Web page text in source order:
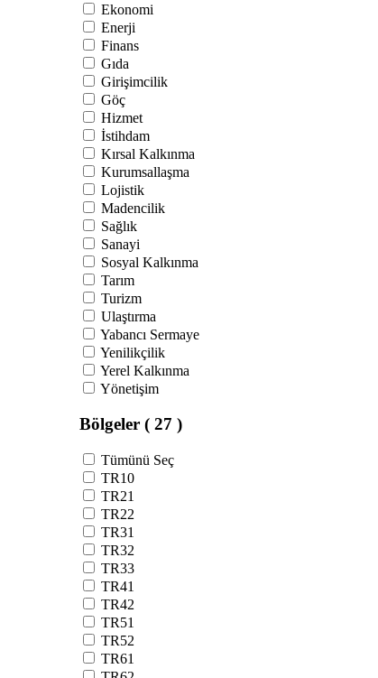
Ekonomi
Enerji
Finans
Gıda
Girişimcilik
Göç
Hizmet
İstihdam
Kırsal Kalkınma
Kurumsallaşma
Lojistik
Madencilik
Sağlık
Sanayi
Sosyal Kalkınma
Tarım
Turizm
Ulaştırma
Yabancı Sermaye
Yenilikçilik
Yerel Kalkınma
Yönetişim
Bölgeler ( 27 )
Tümünü Seç
TR10
TR21
TR22
TR31
TR32
TR33
TR41
TR42
TR51
TR52
TR61